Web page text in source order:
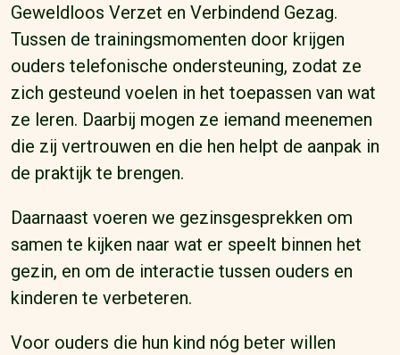
Geweldloos Verzet en Verbindend Gezag.
Tussen de trainingsmomenten door krijgen
ouders telefonische ondersteuning, zodat ze
zich gesteund voelen in het toepassen van wat
ze leren. Daarbij mogen ze iemand meenemen
die zij vertrouwen en die hen helpt de aanpak in
de praktijk te brengen.
Daarnaast voeren we gezinsgesprekken om
samen te kijken naar wat er speelt binnen het
gezin, en om de interactie tussen ouders en
kinderen te verbeteren.
Voor ouders die hun kind nóg beter willen